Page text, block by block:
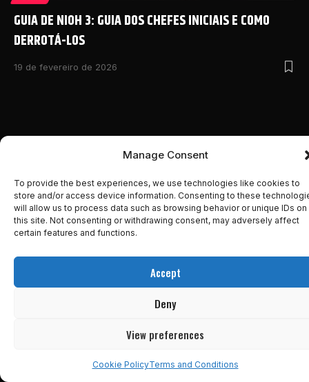
Manage Consent
To provide the best experiences, we use technologies like cookies to
store and/or access device information. Consenting to these
will allow us to process data such as browsing behavior or unique IDs on
this site. Not consenting or withdrawing consent, may adversely affect
certain features and functions.
Accept
Deny
View preferences
Cookie PolicyTerms and Conditions
GUIA DE NIOH 3: GUIA DOS CHEFES INICIAIS E COMO
DERROTÁ-LOS
19 de fevereiro de 2026